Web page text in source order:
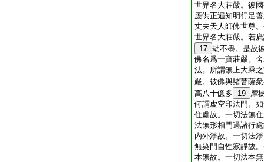
世界名大莊嚴。彼
應供正遍知明行足
丈夫天人師佛世尊
世界名大莊嚴。若
17 劫不盡。是故
佛名爲一寶莊嚴。
法。所謂無上大乘
嚴。彼佛與諸菩薩
高八十億多
19 摩
何謂虚空印法門。
住處故。一切法無
法無形相門過諸行
内外淨故。一切法
無染門自性寂靜故
本無故。一切法本